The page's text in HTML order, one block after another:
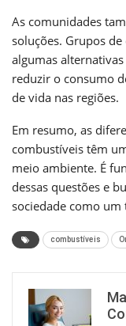
As comunidades
soluções. Grupos
algumas
reduzir o consumo
de vida nas regiões.
Em resumo, as
combustíveis têm
meio ambiente. É
dessas questões e
sociedade como um
combustíveis